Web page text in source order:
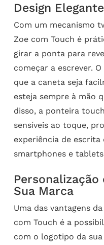
Design
Com um mecanismo
Zoe com Touch é
girar a ponta para
começar a escrever.
que a caneta seja
esteja sempre à mão
disso, a ponteira
sensíveis ao toque,
experiência de escrita
smartphones e
Sua Marca
Uma das vantagens
com Touch é a
com o logotipo da